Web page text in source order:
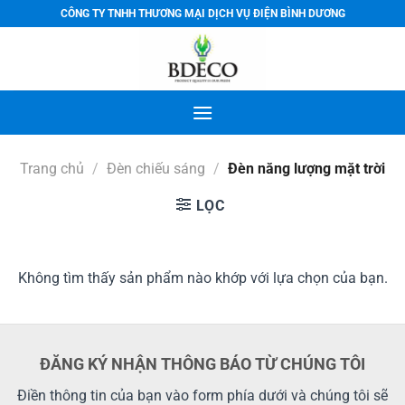
qua
CÔNG TY TNHH THƯƠNG MẠI DỊCH VỤ ĐIỆN BÌNH DƯƠNG
Trang chủ / Đèn chiếu sáng / Đèn năng lượng mặt trời
LỌC
Không tìm thấy sản phẩm nào khớp với lựa chọn của bạn.
ĐĂNG KÝ NHẬN THÔNG BÁO TỪ CHÚNG TÔI
Điền thông tin của bạn vào form phía dưới và chúng tôi sẽ